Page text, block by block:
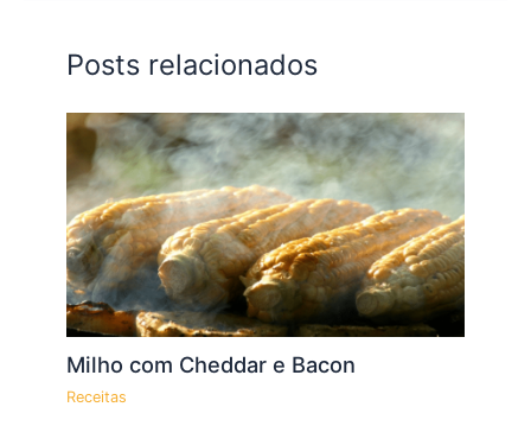
Posts relacionados
Milho com Cheddar e Bacon
Receitas